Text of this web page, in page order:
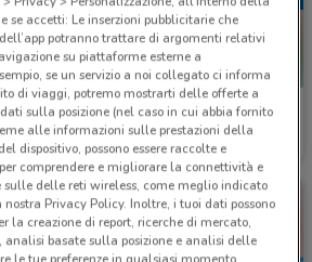
2.4 km
Mondadori Store
Scade il 23/08
se accetti: Le inserzioni pubblicitarie che
potranno trattare di argomenti relativi
su piattaforme esterne a
se un servizio a noi collegato ci informa
di viaggi, potremo mostrarti delle offerte a
sulla posizione (nel caso in cui abbia fornito
alle informazioni sulle prestazioni della
dispositivo, possono essere raccolte e
comprendere e migliorare la connettività e
sulle delle reti wireless, come meglio indicato
Privacy Policy. Inoltre, i tuoi dati possono
la creazione di report, ricerche di mercato,
analisi basate sulla posizione e analisi delle